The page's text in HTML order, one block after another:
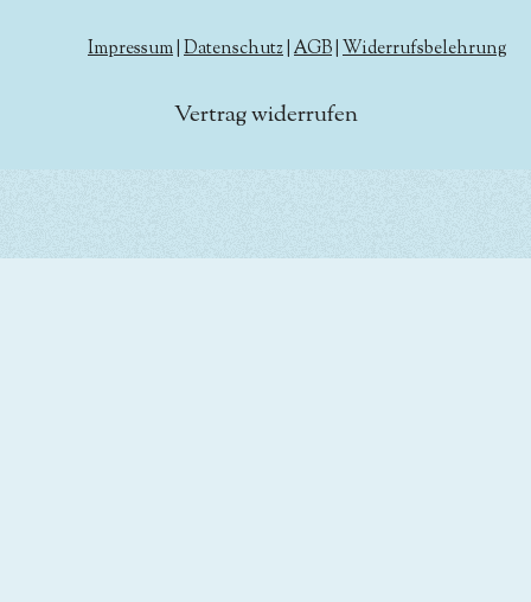
Impressum Datenschutz AGB Widerrufsbelehrung
Vertrag widerrufen